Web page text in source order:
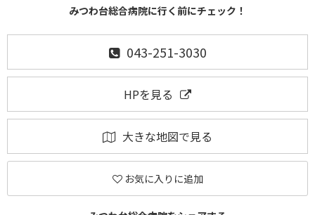
みつわ台総合病院に行く前にチェック！
043-251-3030
HPを見る
大きな地図で見る
お気に入りに追加